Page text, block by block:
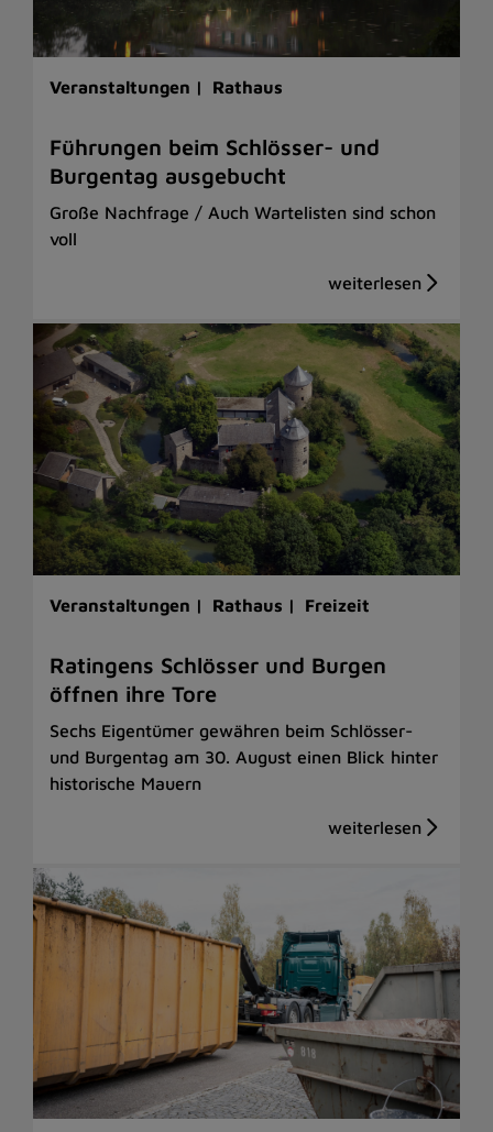
Veranstaltungen | Rathaus
Führungen beim Schlösser- und
Burgentag ausgebucht
Große Nachfrage / Auch Wartelisten sind schon
voll
Veranstaltungen | Rathaus | Freizeit
Ratingens Schlösser und Burgen
öffnen ihre Tore
Sechs Eigentümer gewähren beim Schlösser-
und Burgentag am 30. August einen Blick hinter
historische Mauern